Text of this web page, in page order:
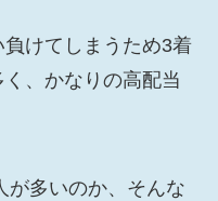
けてしまうため3着
、かなりの高配当
が多いのか、そんな